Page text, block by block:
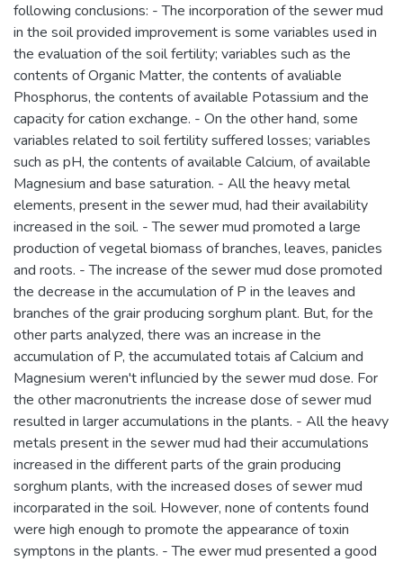
following conclusions: - The incorporation of the sewer mud
in the soil provided improvement is some variables used in
the evaluation of the soil fertility; variables such as the
contents of Organic Matter, the contents of avaliable
Phosphorus, the contents of available Potassium and the
capacity for cation exchange. - On the other hand, some
variables related to soil fertility suffered losses; variables
such as pH, the contents of available Calcium, of available
Magnesium and base saturation. - All the heavy metal
elements, present in the sewer mud, had their availability
increased in the soil. - The sewer mud promoted a large
production of vegetal biomass of branches, leaves, panicles
and roots. - The increase of the sewer mud dose promoted
the decrease in the accumulation of P in the leaves and
branches of the grair producing sorghum plant. But, for the
other parts analyzed, there was an increase in the
accumulation of P, the accumulated totais af Calcium and
Magnesium weren't influncied by the sewer mud dose. For
the other macronutrients the increase dose of sewer mud
resulted in larger accumulations in the plants. - All the heavy
metals present in the sewer mud had their accumulations
increased in the different parts of the grain producing
sorghum plants, with the increased doses of sewer mud
incorparated in the soil. However, none of contents found
were high enough to promote the appearance of toxin
symptons in the plants. - The ewer mud presented a good